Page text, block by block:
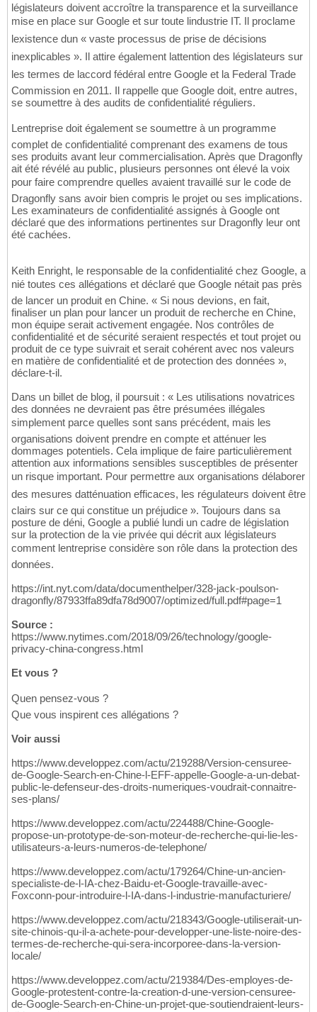
législateurs doivent accroître la transparence et la surveillance
mise en place sur Google et sur toute lindustrie IT. Il proclame
lexistence dun « vaste processus de prise de décisions
inexplicables ». Il attire également lattention des législateurs sur
les termes de laccord fédéral entre Google et la Federal Trade
Commission en 2011. Il rappelle que Google doit, entre autres,
se soumettre à des audits de confidentialité réguliers.
Lentreprise doit également se soumettre à un programme
complet de confidentialité comprenant des examens de tous
ses produits avant leur commercialisation. Après que Dragonfly
ait été révélé au public, plusieurs personnes ont élevé la voix
pour faire comprendre quelles avaient travaillé sur le code de
Dragonfly sans avoir bien compris le projet ou ses implications.
Les examinateurs de confidentialité assignés à Google ont
déclaré que des informations pertinentes sur Dragonfly leur ont
été cachées.
Keith Enright, le responsable de la confidentialité chez Google, a
nié toutes ces allégations et déclaré que Google nétait pas près
de lancer un produit en Chine. « Si nous devions, en fait,
finaliser un plan pour lancer un produit de recherche en Chine,
mon équipe serait activement engagée. Nos contrôles de
confidentialité et de sécurité seraient respectés et tout projet ou
produit de ce type suivrait et serait cohérent avec nos valeurs
en matière de confidentialité et de protection des données »,
déclare-t-il.
Dans un billet de blog, il poursuit : « Les utilisations novatrices
des données ne devraient pas être présumées illégales
simplement parce quelles sont sans précédent, mais les
organisations doivent prendre en compte et atténuer les
dommages potentiels. Cela implique de faire particulièrement
attention aux informations sensibles susceptibles de présenter
un risque important. Pour permettre aux organisations délaborer
des mesures datténuation efficaces, les régulateurs doivent être
clairs sur ce qui constitue un préjudice ». Toujours dans sa
posture de déni, Google a publié lundi un cadre de législation
sur la protection de la vie privée qui décrit aux législateurs
comment lentreprise considère son rôle dans la protection des
données.
https://int.nyt.com/data/documenthelper/328-jack-poulson-
dragonfly/87933ffa89dfa78d9007/optimized/full.pdf#page=1
Source :
https://www.nytimes.com/2018/09/26/technology/google-
privacy-china-congress.html
Et vous ?
Quen pensez-vous ?
Que vous inspirent ces allégations ?
Voir aussi
https://www.developpez.com/actu/219288/Version-censuree-
de-Google-Search-en-Chine-l-EFF-appelle-Google-a-un-debat-
public-le-defenseur-des-droits-numeriques-voudrait-connaitre-
ses-plans/
https://www.developpez.com/actu/224488/Chine-Google-
propose-un-prototype-de-son-moteur-de-recherche-qui-lie-les-
utilisateurs-a-leurs-numeros-de-telephone/
https://www.developpez.com/actu/179264/Chine-un-ancien-
specialiste-de-l-IA-chez-Baidu-et-Google-travaille-avec-
Foxconn-pour-introduire-l-IA-dans-l-industrie-manufacturiere/
https://www.developpez.com/actu/218343/Google-utiliserait-un-
site-chinois-qu-il-a-achete-pour-developper-une-liste-noire-des-
termes-de-recherche-qui-sera-incorporee-dans-la-version-
locale/
https://www.developpez.com/actu/219384/Des-employes-de-
Google-protestent-contre-la-creation-d-une-version-censuree-
de-Google-Search-en-Chine-un-projet-que-soutiendraient-leurs-